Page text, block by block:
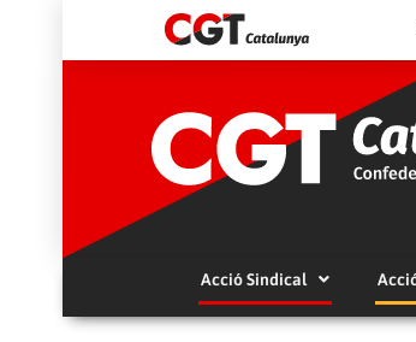
Acció Sindical